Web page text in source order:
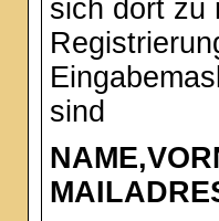
sich dort zu
sind